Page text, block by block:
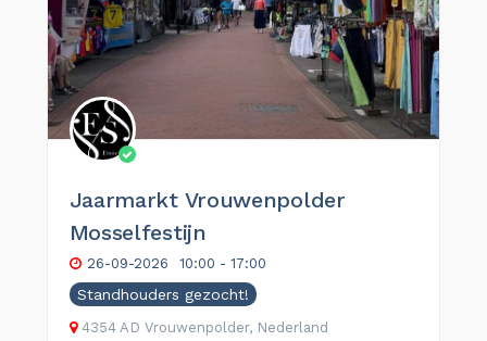
Jaarmarkt Vrouwenpolder
Mosselfestijn
26-09-2026 10:00 - 17:00
Standhouders gezocht!
4354 AD Vrouwenpolder, Nederland